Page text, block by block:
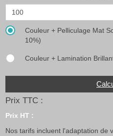
Couleur + Pelliculage Mat
10%)
Couleur + Lamination
Prix TTC :
Prix HT :
Nos tarifs incluent l'adaptation de